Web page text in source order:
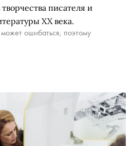
писателя и
XX века.
ошибаться, поэтому